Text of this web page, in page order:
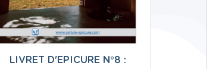
LIVRET D'EPICURE N°8 :